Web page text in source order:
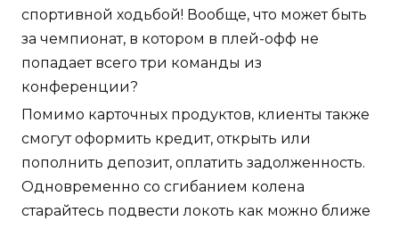
спортивной ходьбой! Вообще, что может быть
за чемпионат, в котором в плей-офф не
попадает всего три команды из
конференции?
Помимо карточных продуктов, клиенты также
смогут оформить кредит, открыть или
пополнить депозит, оплатить задолженность.
Одновременно со сгибанием колена
старайтесь подвести локоть как можно ближе